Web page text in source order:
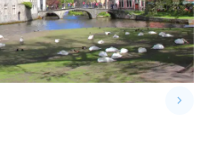
keyboard_arrow_right